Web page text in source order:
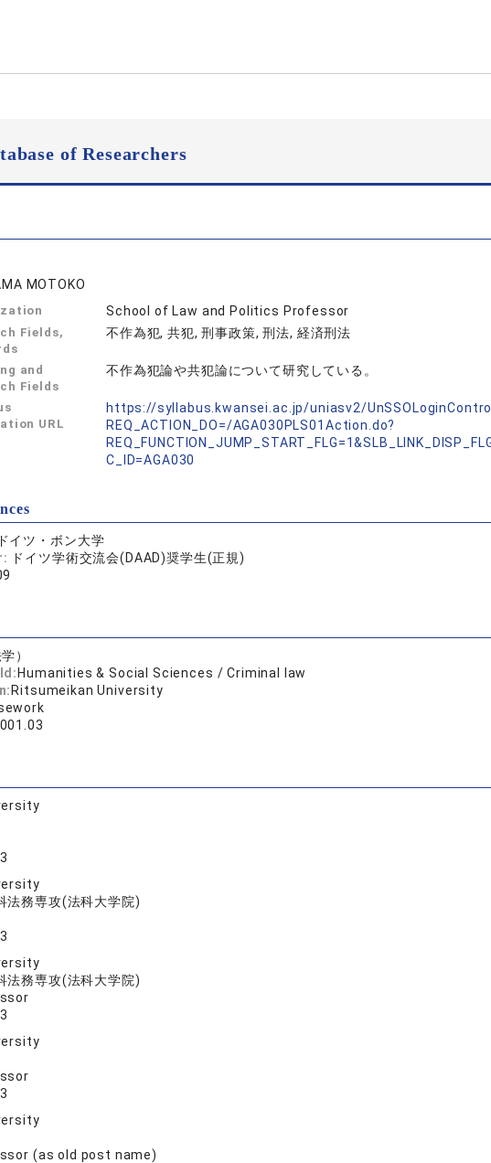
of Researchers
MOTOKO
School of Law and Politics Professor
Fields,
不作為犯, 共犯, 刑事政策, 刑法, 経済刑法
and
Fields
不作為犯論や共犯論について研究している。
URL
https://syllabus.kwansei.ac.jp/uniasv2/
REQ_ACTION_DO=/AGA030PLS01Action.do?
C_ID=AGA030
ドイツ・ボン大学
ドイツ学術交流会(DAAD)奨学生(正規)
）
Humanities & Social Sciences / Criminal law
Ritsumeikan University
法務専攻(法科大学院)
法務専攻(法科大学院)
(as old post name)